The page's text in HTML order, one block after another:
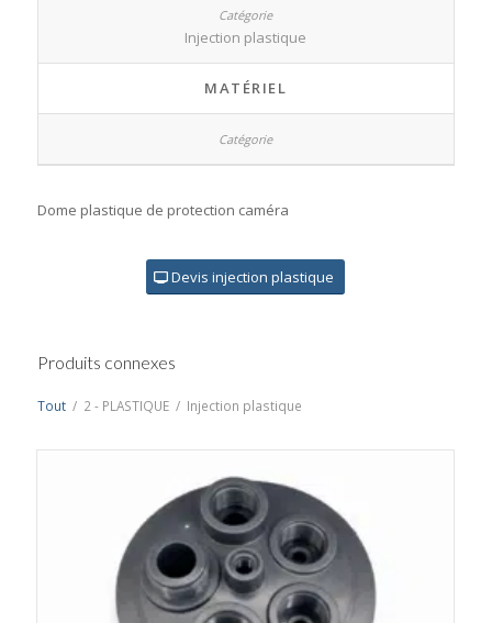
Injection plastique
MATÉRIEL
Dome plastique de protection caméra
Devis injection plastique
Produits connexes
Tout / 2 - PLASTIQUE / Injection plastique